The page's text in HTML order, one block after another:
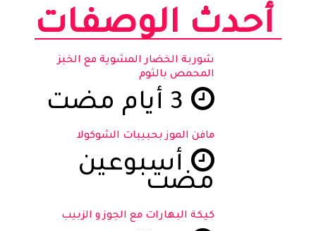
أحدث الوصفات
شوربة الخضار المشوية مع الخبز
المحمص بالثوم
مافن الموز بحبيبات الشوكولا
أسبوعين
مضت
كيكة البهارات مع الجوز و الزبيب